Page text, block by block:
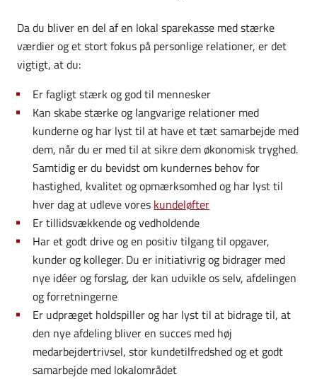
Da du bliver en del af en lokal sparekasse med stærke
værdier og et stort fokus på personlige relationer, er det
vigtigt, at du:
Er fagligt stærk og god til mennesker
Kan skabe stærke og langvarige relationer med
kunderne og har lyst til at have et tæt samarbejde med
dem, når du er med til at sikre dem økonomisk tryghed.
Samtidig er du bevidst om kundernes behov for
hastighed, kvalitet og opmærksomhed og har lyst til
hver dag at udleve vores kundeløfter
Er tillidsvækkende og vedholdende
Har et godt drive og en positiv tilgang til opgaver,
kunder og kolleger. Du er initiativrig og bidrager med
nye idéer og forslag, der kan udvikle os selv, afdelingen
og forretningerne
Er udpræget holdspiller og har lyst til at bidrage til, at
den nye afdeling bliver en succes med høj
medarbejdertrivsel, stor kundetilfredshed og et godt
samarbejde med lokalområdet